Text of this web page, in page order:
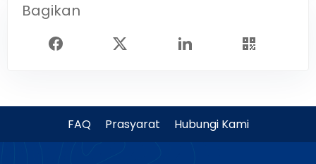
Bagikan
FAQ Prasyarat Hubungi Kami